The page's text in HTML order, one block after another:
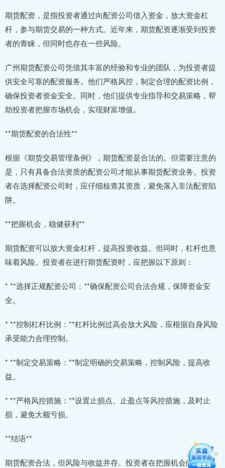
期货配资，是指投资者通过向配资公司借入资金，放大资金杠
杆，参与期货交易的一种方式。近年来，期货配资逐渐受到投资
者的青睐，但同时也存在一些风险。
广州期货配资公司凭借其丰富的经验和专业的团队，为投资者提
供安全可靠的配资服务。他们严格风控，制定合理的配资比例，
确保投资者资金安全。同时，他们提供专业指导和交易策略，帮
助投资者把握市场机会，实现财富增值。
**期货配资的合法性**
根据《期货交易管理条例》，期货配资是合法的。但需要注意的
是，只有具备合法资质的配资公司才能从事期货配资业务。投资
者在选择配资公司时，应仔细核查其资质，避免落入非法配资陷
阱。
**把握机会，稳健获利**
期货配资可以放大资金杠杆，提高投资收益。但同时，杠杆也意
味着风险。投资者在进行期货配资时，应把握以下原则：
* **选择正规配资公司：**确保配资公司合法合规，保障资金安
全。
* **控制杠杆比例：**杠杆比例过高会放大风险，应根据自身风险
承受能力合理控制。
* **制定交易策略：**制定明确的交易策略，控制风险，提高收
益。
* **严格风控措施：**设置止损点、止盈点等风控措施，及时止
损，避免大额亏损。
**结语**
期货配资合法，但风险与收益并存。投资者在把握机会的同时股